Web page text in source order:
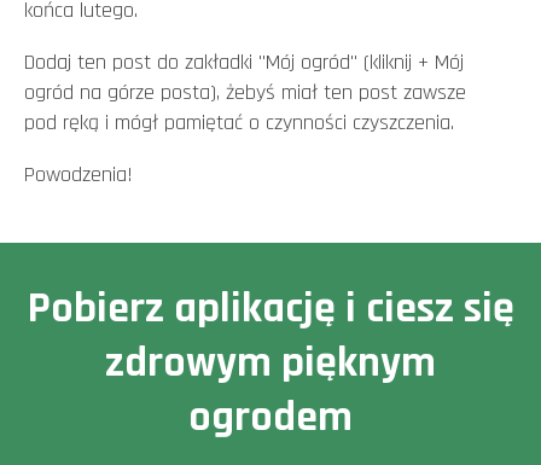
końca lutego.
Dodaj ten post do zakładki "Mój ogród" (kliknij + Mój
ogród na górze posta), żebyś miał ten post zawsze
pod ręką i mógł pamiętać o czynności czyszczenia.
Powodzenia!
Pobierz aplikację i ciesz się
zdrowym pięknym
ogrodem